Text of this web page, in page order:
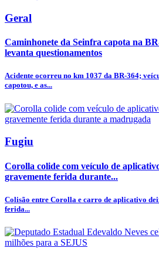
Geral
Caminhonete da Seinfra capota na
levanta questionamentos
Acidente ocorreu no km 1037 da BR-364;
capotou, e as...
Fugiu
Corolla colide com veículo de
gravemente ferida durante...
Colisão entre Corolla e carro de aplicativo
ferida...